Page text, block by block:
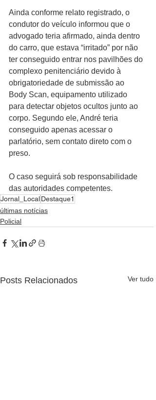
Ainda conforme relato registrado, o
condutor do veículo informou que o
advogado teria afirmado, ainda dentro
do carro, que estava “irritado” por não
ter conseguido entrar nos pavilhões do
complexo penitenciário devido à
obrigatoriedade de submissão ao
Body Scan, equipamento utilizado
para detectar objetos ocultos junto ao
corpo. Segundo ele, André teria
conseguido apenas acessar o
parlatório, sem contato direto com o
preso.
O caso seguirá sob responsabilidade
das autoridades competentes.
Jornal_LocalDestaque1
últimas notícias
Policial
Posts Relacionados Ver tudo